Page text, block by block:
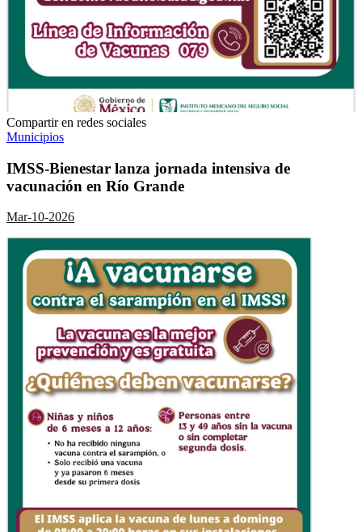
Compartir en redes sociales
Municipios
IMSS-Bienestar lanza jornada intensiva de
vacunación en Río Grande
Mar-10-2026